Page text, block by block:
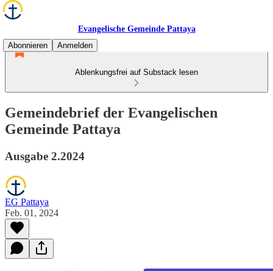
Evangelische Gemeinde Pattaya
Abonnieren
Anmelden
Ablenkungsfrei auf Substack lesen
Gemeindebrief der Evangelischen
Gemeinde Pattaya
Ausgabe 2.2024
EG Pattaya
Feb. 01, 2024